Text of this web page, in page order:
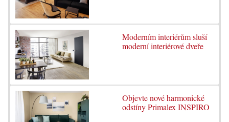
Moderním interiérům sluší
moderní interiérové dveře
Objevte nové harmonické
odstíny Primalex INSPIRO